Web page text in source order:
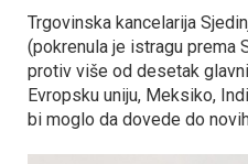
Trgovinska kancelarija
(pokrenula je istragu prema
protiv više od desetak
Evropsku uniju, Meksiko,
bi moglo da dovede do